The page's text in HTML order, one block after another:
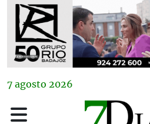
7 agosto 2026